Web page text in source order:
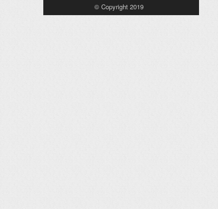
© Copyright 2019